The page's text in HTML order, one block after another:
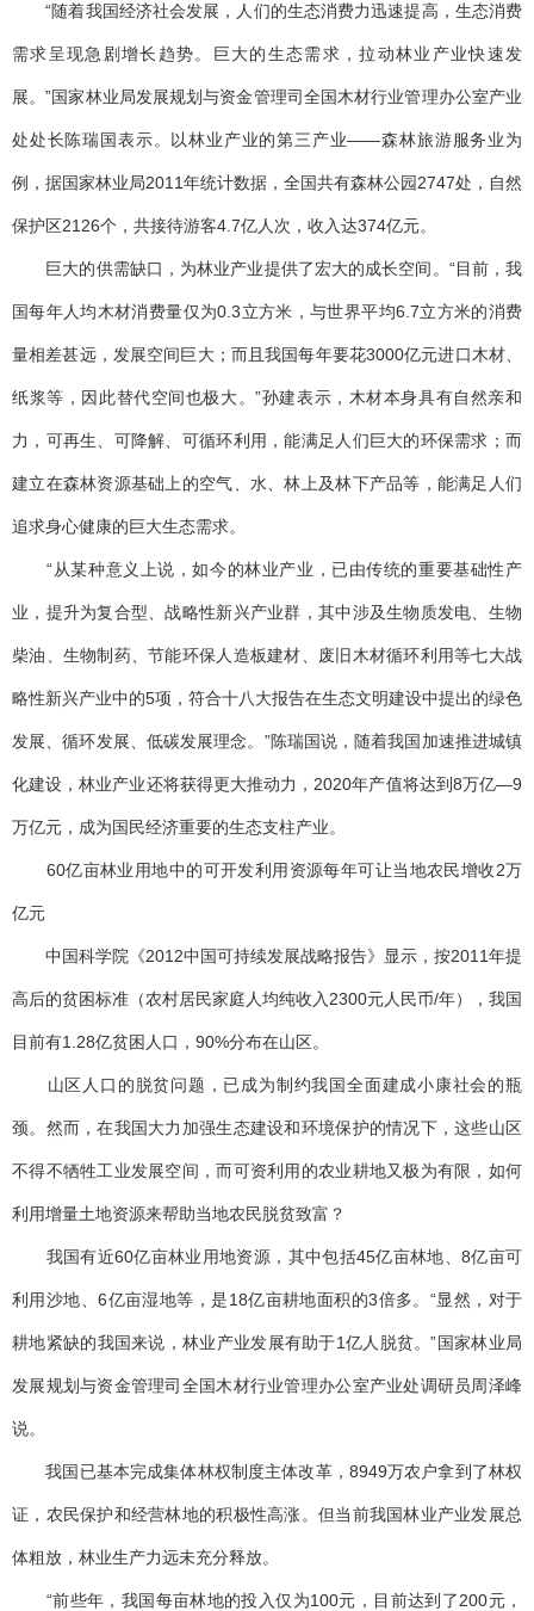
“随着我国经济社会发展，人们的生态消费力迅速提高，生态消费
需求呈现急剧增长趋势。巨大的生态需求，拉动林业产业快速发
展。”国家林业局发展规划与资金管理司全国木材行业管理办公室产业
处处长陈瑞国表示。以林业产业的第三产业——森林旅游服务业为
例，据国家林业局2011年统计数据，全国共有森林公园2747处，自然
保护区2126个，共接待游客4.7亿人次，收入达374亿元。
巨大的供需缺口，为林业产业提供了宏大的成长空间。“目前，我
国每年人均木材消费量仅为0.3立方米，与世界平均6.7立方米的消费
量相差甚远，发展空间巨大；而且我国每年要花3000亿元进口木材、
纸浆等，因此替代空间也极大。”孙建表示，木材本身具有自然亲和
力，可再生、可降解、可循环利用，能满足人们巨大的环保需求；而
建立在森林资源基础上的空气、水、林上及林下产品等，能满足人们
追求身心健康的巨大生态需求。
“从某种意义上说，如今的林业产业，已由传统的重要基础性产
业，提升为复合型、战略性新兴产业群，其中涉及生物质发电、生物
柴油、生物制药、节能环保人造板建材、废旧木材循环利用等七大战
略性新兴产业中的5项，符合十八大报告在生态文明建设中提出的绿色
发展、循环发展、低碳发展理念。”陈瑞国说，随着我国加速推进城镇
化建设，林业产业还将获得更大推动力，2020年产值将达到8万亿—9
万亿元，成为国民经济重要的生态支柱产业。
60亿亩林业用地中的可开发利用资源每年可让当地农民增收2万
亿元
中国科学院《2012中国可持续发展战略报告》显示，按2011年提
高后的贫困标准（农村居民家庭人均纯收入2300元人民币/年），我国
目前有1.28亿贫困人口，90%分布在山区。
山区人口的脱贫问题，已成为制约我国全面建成小康社会的瓶
颈。然而，在我国大力加强生态建设和环境保护的情况下，这些山区
不得不牺牲工业发展空间，而可资利用的农业耕地又极为有限，如何
利用增量土地资源来帮助当地农民脱贫致富？
我国有近60亿亩林业用地资源，其中包括45亿亩林地、8亿亩可
利用沙地、6亿亩湿地等，是18亿亩耕地面积的3倍多。“显然，对于
耕地紧缺的我国来说，林业产业发展有助于1亿人脱贫。”国家林业局
发展规划与资金管理司全国木材行业管理办公室产业处调研员周泽峰
说。
我国已基本完成集体林权制度主体改革，8949万农户拿到了林权
证，农民保护和经营林地的积极性高涨。但当前我国林业产业发展总
体粗放，林业生产力远未充分释放。
“前些年，我国每亩林地的投入仅为100元，目前达到了200元，